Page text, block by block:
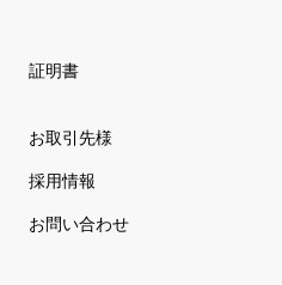
証明書
お取引先様
採用情報
お問い合わせ